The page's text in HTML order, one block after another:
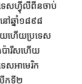
ទេសហ៊្វីលីពីនចាប់
ៅឆ្នាំ១៨៩៨
យហើយប្រទេស
ប៉ារីសហើយ
សអាមេរិក
កទី២